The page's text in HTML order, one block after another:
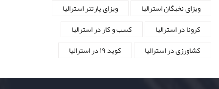
ویزای نخبگان استرالیا
ویزای پارتنر استرالیا
کرونا در استرالیا
کسب و کار در استرالیا
کشاورزی در استرالیا
کوید ۱۹ در استرالیا